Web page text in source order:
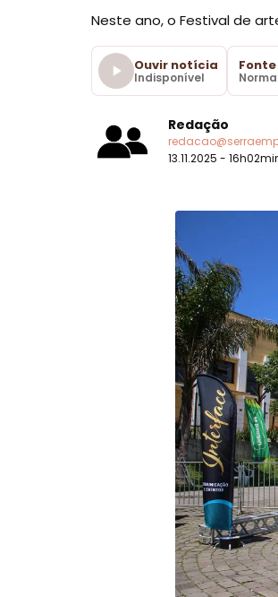
Neste ano, o Festival de
Ouvir notícia
Indisponível
Fonte
Redação
13.11.2025 -